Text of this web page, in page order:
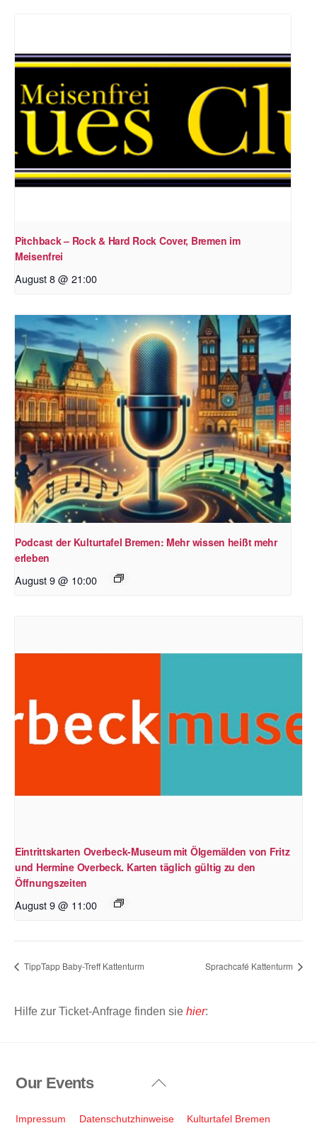
Pitchback – Rock & Hard Rock Cover, Bremen im
Meisenfrei
August 8 @ 21:00
Podcast der Kulturtafel Bremen: Mehr wissen heißt mehr
erleben
August 9 @ 10:00
Eintrittskarten Overbeck-Museum mit Ölgemälden von Fritz
und Hermine Overbeck. Karten täglich gültig zu den
Öffnungszeiten
August 9 @ 11:00
TippTapp Baby-Treff Kattenturm Sprachcafé Kattenturm
Hilfe zur Ticket-Anfrage finden sie hier:
Back
Top
Our Events
Impressum Datenschutzhinweise Kulturtafel Bremen